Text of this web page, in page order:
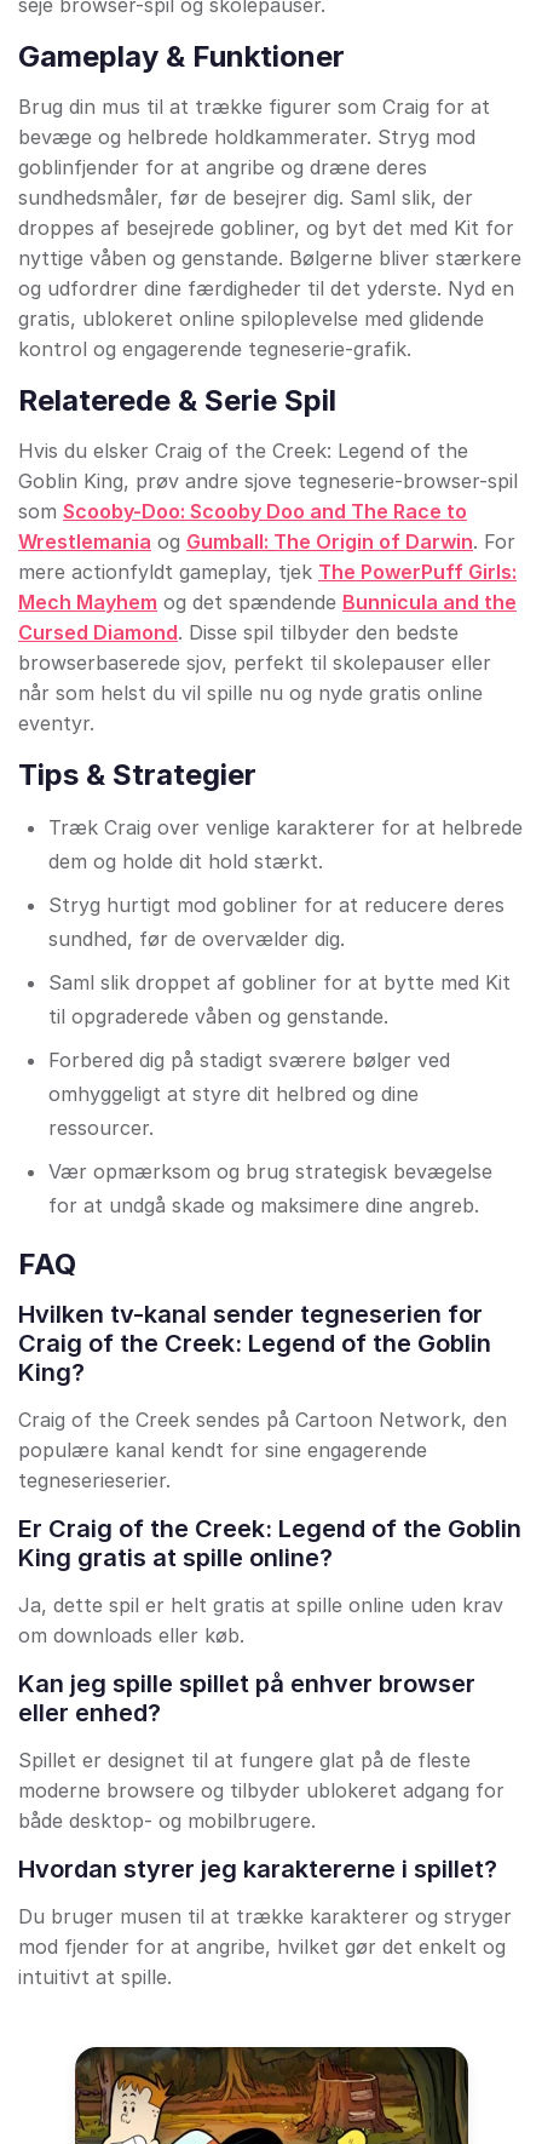
seje browser-spil og skolepauser.
Gameplay & Funktioner
Brug din mus til at trække figurer som Craig for at
bevæge og helbrede holdkammerater. Stryg mod
goblinfjender for at angribe og dræne deres
sundhedsmåler, før de besejrer dig. Saml slik, der
droppes af besejrede gobliner, og byt det med Kit for
nyttige våben og genstande. Bølgerne bliver stærkere
og udfordrer dine færdigheder til det yderste. Nyd en
gratis, ublokeret online spiloplevelse med glidende
kontrol og engagerende tegneserie-grafik.
Relaterede & Serie Spil
Hvis du elsker Craig of the Creek: Legend of the
Goblin King, prøv andre sjove tegneserie-browser-spil
som Scooby-Doo: Scooby Doo and The Race to
Wrestlemania og Gumball: The Origin of Darwin. For
mere actionfyldt gameplay, tjek The PowerPuff Girls:
Mech Mayhem og det spændende Bunnicula and the
Cursed Diamond. Disse spil tilbyder den bedste
browserbaserede sjov, perfekt til skolepauser eller
når som helst du vil spille nu og nyde gratis online
eventyr.
Tips & Strategier
Træk Craig over venlige karakterer for at helbrede
dem og holde dit hold stærkt.
Stryg hurtigt mod gobliner for at reducere deres
sundhed, før de overvælder dig.
Saml slik droppet af gobliner for at bytte med Kit
til opgraderede våben og genstande.
Forbered dig på stadigt sværere bølger ved
omhyggeligt at styre dit helbred og dine
ressourcer.
Vær opmærksom og brug strategisk bevægelse
for at undgå skade og maksimere dine angreb.
FAQ
Hvilken tv-kanal sender tegneserien for
Craig of the Creek: Legend of the Goblin
King?
Craig of the Creek sendes på Cartoon Network, den
populære kanal kendt for sine engagerende
tegneserieserier.
Er Craig of the Creek: Legend of the Goblin
King gratis at spille online?
Ja, dette spil er helt gratis at spille online uden krav
om downloads eller køb.
Kan jeg spille spillet på enhver browser
eller enhed?
Spillet er designet til at fungere glat på de fleste
moderne browsere og tilbyder ublokeret adgang for
både desktop- og mobilbrugere.
Hvordan styrer jeg karaktererne i spillet?
Du bruger musen til at trække karakterer og stryger
mod fjender for at angribe, hvilket gør det enkelt og
intuitivt at spille.